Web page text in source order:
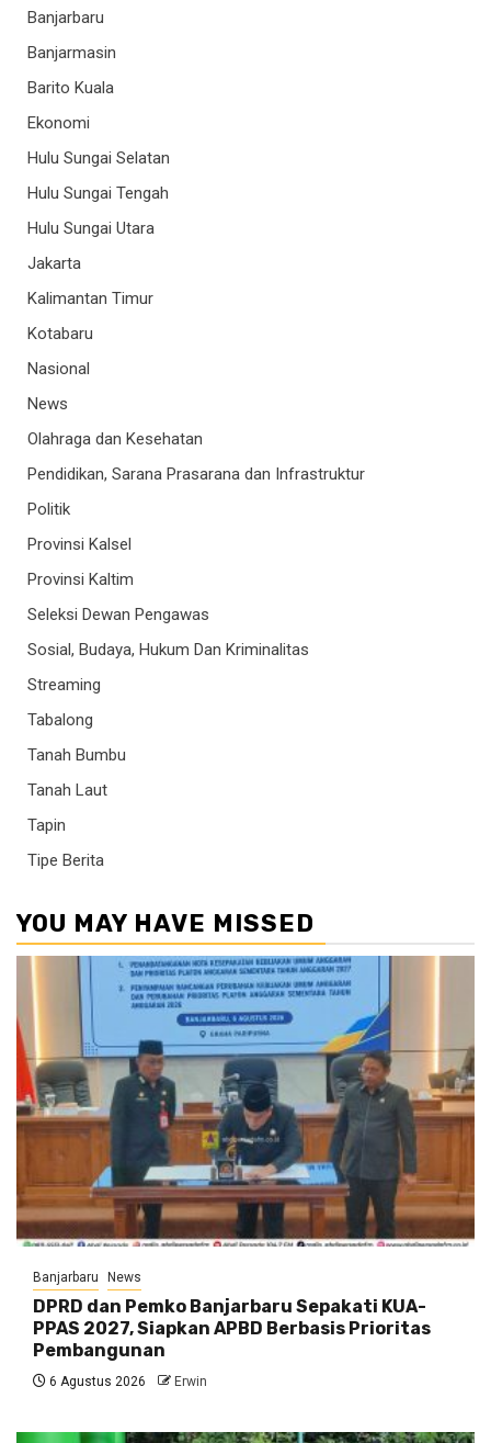
Banjarbaru
Banjarmasin
Barito Kuala
Ekonomi
Hulu Sungai Selatan
Hulu Sungai Tengah
Hulu Sungai Utara
Jakarta
Kalimantan Timur
Kotabaru
Nasional
News
Olahraga dan Kesehatan
Pendidikan, Sarana Prasarana dan Infrastruktur
Politik
Provinsi Kalsel
Provinsi Kaltim
Seleksi Dewan Pengawas
Sosial, Budaya, Hukum Dan Kriminalitas
Streaming
Tabalong
Tanah Bumbu
Tanah Laut
Tapin
Tipe Berita
YOU MAY HAVE MISSED
Banjarbaru News
DPRD dan Pemko Banjarbaru Sepakati KUA-
PPAS 2027, Siapkan APBD Berbasis Prioritas
Pembangunan
6 Agustus 2026 Erwin